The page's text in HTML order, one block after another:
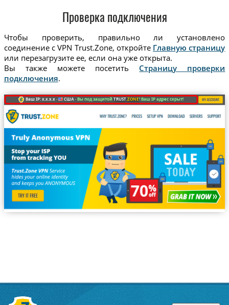
Проверка подключения
Чтобы проверить, правильно ли установлено
соединение с VPN Trust.Zone, откройте Главную страницу
или перезагрузите ее, если она уже открыта.
Вы также можете посетить Страницу проверки
подключения.
Ваш IP: x.x.x.x · США ·Вы под защитойTRUST.ZONE! Ваш IP адрес скрыт!